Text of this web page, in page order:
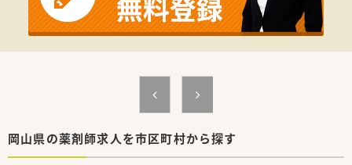
【想定される業務内容】
■医薬品の品質管理基準（GMP）を遵守するための社内体制整備
や監査対応をお願いします。
■海外メーカーを含む取引先からの査察対応や、行政・顧客との
■倉庫内の薬剤保管状況の巡回確認や、PCでの報告書作成など
営業所管理全般も担います。
■総合物流企業グループの一員として、強固なネットワークと安
定した経営基盤を持っています。
岡山県の薬剤師求人を市区町村から探す